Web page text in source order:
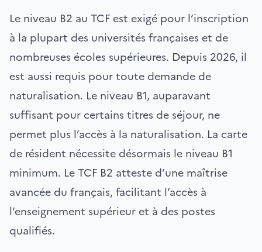
Le niveau B2 au TCF est exigé pour l’inscription
à la plupart des universités françaises et de
nombreuses écoles supérieures. Depuis 2026, il
est aussi requis pour toute demande de
naturalisation. Le niveau B1, auparavant
suffisant pour certains titres de séjour, ne
permet plus l’accès à la naturalisation. La carte
de résident nécessite désormais le niveau B1
minimum. Le TCF B2 atteste d’une maîtrise
avancée du français, facilitant l’accès à
l’enseignement supérieur et à des postes
qualifiés.